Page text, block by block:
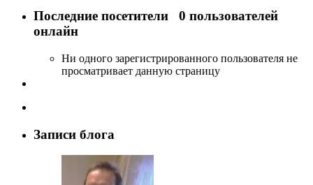
Последние посетители 0 пользователей
онлайн
Ни одного зарегистрированного пользователя не
просматривает данную страницу
Записи блога